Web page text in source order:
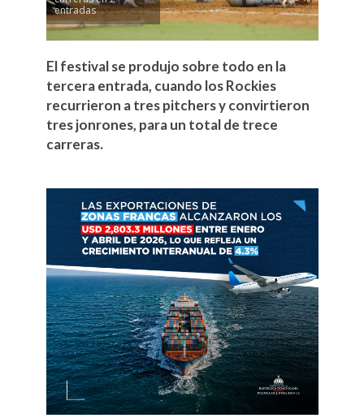
entradas
El festival se produjo sobre todo en la
tercera entrada, cuando los Rockies
recurrieron a tres pitchers y convirtieron
tres jonrones, para un total de trece
carreras.